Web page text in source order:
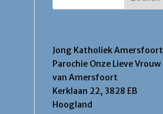
Jong Katholiek Amersfoort
Parochie Onze Lieve Vrouw
van Amersfoort
Kerklaan 22, 3828 EB
Hoogland